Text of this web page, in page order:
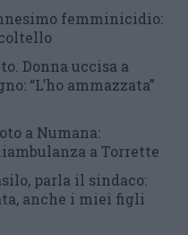
femminicidio:
Donna uccisa a
“L’ho ammazzata”
a Numana:
a Torrette
parla il sindaco:
anche i miei figli